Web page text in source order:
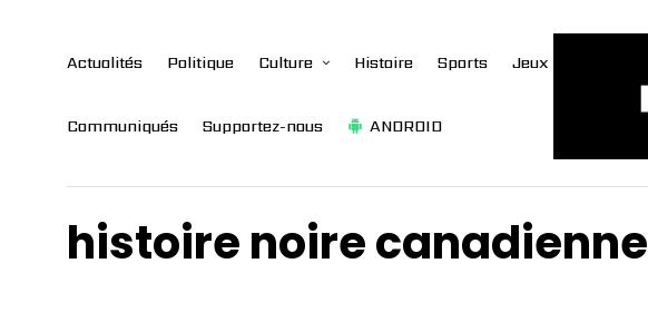
Actualités Politique Culture Histoire Sports Jeux
Communiqués Supportez-nous ANDROID
histoire noire canadienne